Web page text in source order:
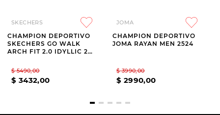
SKECHERS
CHAMPION DEPORTIVO
SKECHERS GO WALK
ARCH FIT 2.0 IDYLLIC 2
$ 5490,00
$ 3432,00
JOMA
CHAMPION DEPORTIVO
JOMA RAYAN MEN 2524
$ 3990,00
$ 2990,00